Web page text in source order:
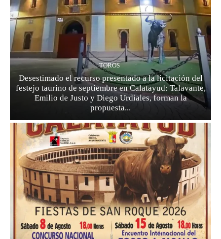
TOROS
Desestimado el recurso presentado a la licitación del
festejo taurino de septiembre en Calatayud: Talavante,
Emilio de Justo y Diego Urdiales, forman la
propuesta...